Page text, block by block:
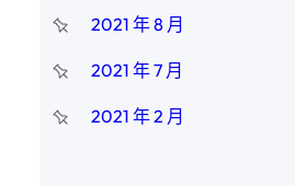
2021 年 8 月
2021 年 7 月
2021 年 2 月